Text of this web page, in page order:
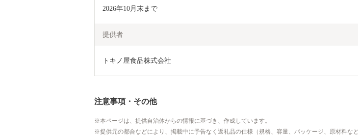
2026年10月末まで
提供者
トキノ屋食品株式会社
注意事項・その他
本ページは、提供自治体からの情報に基づき、作成しています。
提供元の都合などにより、掲載中に予告なく返礼品の仕様（規格、容量、パッケージ、原材料な